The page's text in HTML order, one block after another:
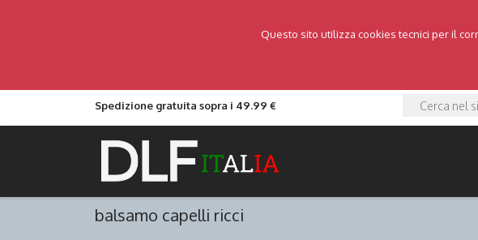
Questo sito utilizza cookies tecnici per il
Spedizione gratuita sopra i 49.99 €
balsamo capelli ricci